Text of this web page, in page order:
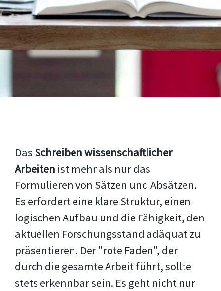
Das Schreiben wissenschaftlicher
Arbeiten ist mehr als nur das
Formulieren von Sätzen und Absätzen.
Es erfordert eine klare Struktur, einen
logischen Aufbau und die Fähigkeit, den
aktuellen Forschungsstand adäquat zu
präsentieren. Der "rote Faden", der
durch die gesamte Arbeit führt, sollte
stets erkennbar sein. Es geht nicht nur